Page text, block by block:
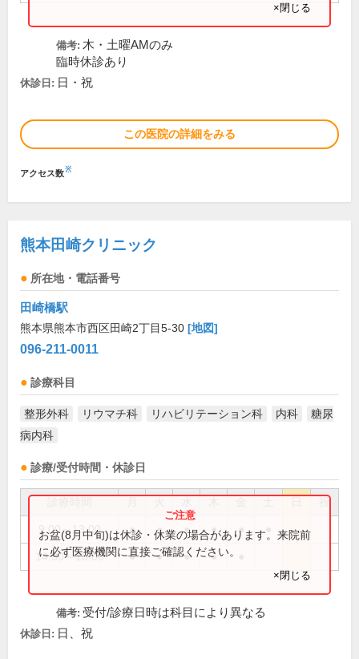
×閉じる
備考: 木・土曜AMのみ
臨時休診あり
休診日: 日・祝
この医院の詳細をみる
アクセス数※
熊本田崎クリニック
所在地・電話番号
田崎橋駅
熊本県熊本市西区田崎2丁目5-30 [地図]
096-211-0011
診療科目
整形外科 リウマチ科 リハビリテーション科 内科
糖尿
病内科
診療/受付時間・休診日
祝
9:00～13:00 ● ● ● ● ●
14:30～18:00 ● ● ● ●
お盆(8月中旬)は休診・休業の場合があります。来院前
に必ず医療機関に直接ご確認ください。
×閉じる
備考: 受付/診療日時は科目により異なる
休診日: 日、祝